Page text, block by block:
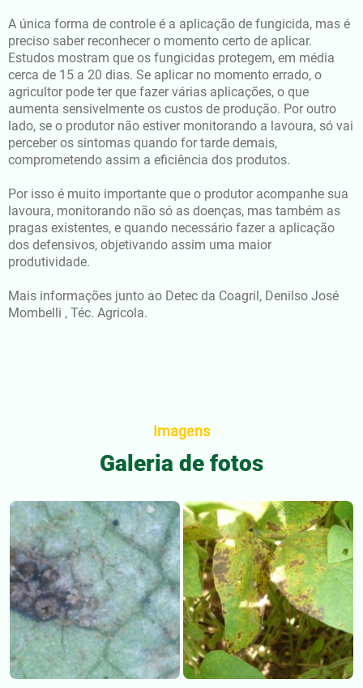
A única forma de controle é a aplicação de fungicida, mas é
preciso saber reconhecer o momento certo de aplicar.
Estudos mostram que os fungicidas protegem, em média
cerca de 15 a 20 dias. Se aplicar no momento errado, o
agricultor pode ter que fazer várias aplicações, o que
aumenta sensivelmente os custos de produção. Por outro
lado, se o produtor não estiver monitorando a lavoura, só vai
perceber os sintomas quando for tarde demais,
comprometendo assim a eficiência dos produtos.
Por isso é muito importante que o produtor acompanhe sua
lavoura, monitorando não só as doenças, mas também as
pragas existentes, e quando necessário fazer a aplicação
dos defensivos, objetivando assim uma maior
produtividade.
Mais informações junto ao Detec da Coagril, Denilso José
Mombelli , Téc. Agricola.
Imagens
Galeria de fotos